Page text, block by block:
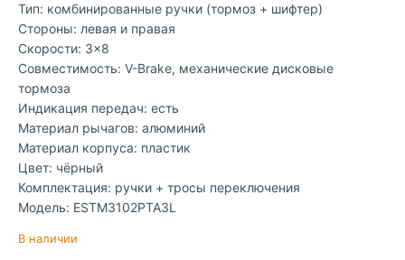
Тип: комбинированные ручки (тормоз + шифтер)
Стороны: левая и правая
Скорости: 3×8
Совместимость: V-Brake, механические дисковые
тормоза
Индикация передач: есть
Материал рычагов: алюминий
Материал корпуса: пластик
Цвет: чёрный
Комплектация: ручки + тросы переключения
Модель: ESTM3102PTA3L
В наличии